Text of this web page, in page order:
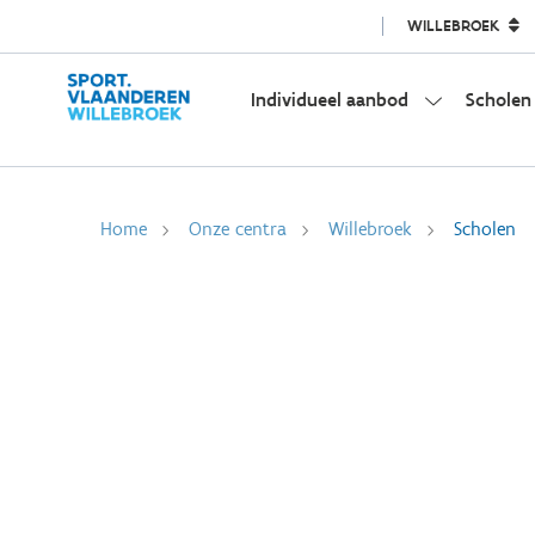
WILLEBROEK
Individueel aanbod Scholen
Home Onze centra Willebroek Scholen